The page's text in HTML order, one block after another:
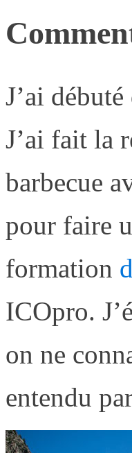
J’ai
J’ai fait la
barbecue
pour faire
formation
ICOpro.
on ne
entendu